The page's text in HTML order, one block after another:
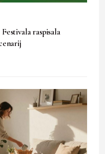
raspisala